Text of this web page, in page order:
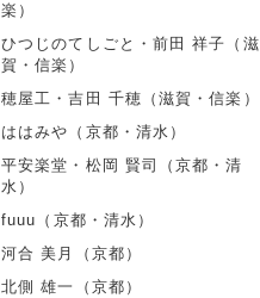
楽）
ひつじのてしごと・前田 祥子（滋
賀・信楽）
穂屋工・吉田 千穂（滋賀・信楽）
ははみや（京都・清水）
平安楽堂・松岡 賢司（京都・清
水）
fuuu（京都・清水）
河合 美月（京都）
北側 雄一（京都）